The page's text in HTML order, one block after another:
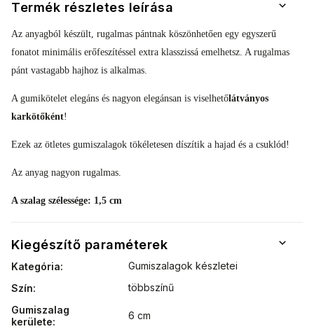
Termék részletes leírása
Az anyagból készült, rugalmas pántnak köszönhetően egy egyszerű
fonatot minimális erőfeszítéssel extra klasszissá emelhetsz. A rugalmas
pánt vastagabb hajhoz is alkalmas.
A gumikötelet elegáns és nagyon elegánsan is viselhetőlátványos
karkötőként!
Ezek az ötletes gumiszalagok tökéletesen díszítik a hajad és a csuklód!
Az anyag nagyon rugalmas.
A szalag szélessége: 1,5 cm
Kiegészítő paraméterek
Kategória:
Gumiszalagok készletei
Szín:
többszínű
Gumiszalag
kerülete:
6 cm